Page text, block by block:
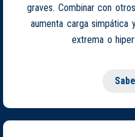
graves. Combinar con
aumenta carga simpática
extrema o